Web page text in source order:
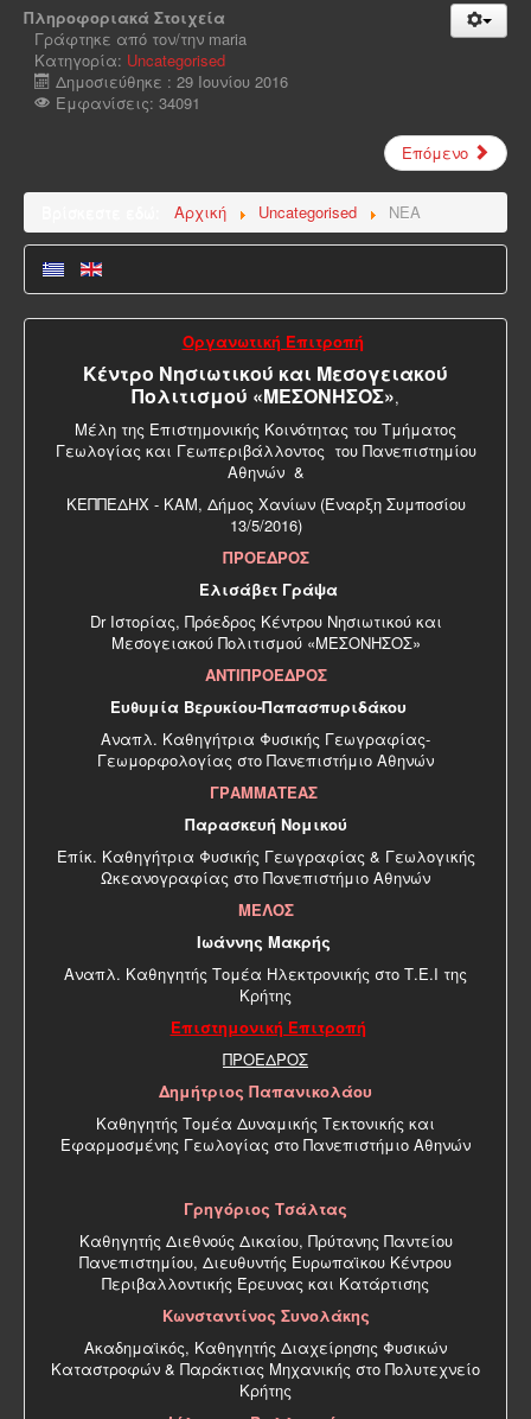
Πληροφοριακά Στοιχεία
Γράφτηκε από τον/την maria
Κατηγορία: Uncategorised
Δημοσιεύθηκε : 29 Ιουνίου 2016
Εμφανίσεις: 34091
Επόμενο
Αρχική Uncategorised ΝΕΑ
Οργανωτική Επιτροπή
Κέντρο Νησιωτικού και Μεσογειακού
Πολιτισμού «ΜΕΣΟΝΗΣΟΣ»,
Μέλη της Επιστημονικής Κοινότητας του Τμήματος
Γεωλογίας και Γεωπεριβάλλοντος του Πανεπιστημίου
Αθηνών &
ΚΕΠΠΕΔΗΧ - ΚΑΜ, Δήμος Χανίων (Έναρξη Συμποσίου
13/5/2016)
ΠΡΟΕΔΡΟΣ
Ελισάβετ Γράψα
Dr Ιστορίας, Πρόεδρος Κέντρου Νησιωτικού και
Μεσογειακού Πολιτισμού «ΜΕΣΟΝΗΣΟΣ»
ΑΝΤΙΠΡΟΕΔΡΟΣ
Ευθυμία Βερυκίου-Παπασπυριδάκου
Αναπλ. Καθηγήτρια Φυσικής Γεωγραφίας-
Γεωμορφολογίας στο Πανεπιστήμιο Αθηνών
ΓΡΑΜΜΑΤΕΑΣ
Παρασκευή Νομικού
Επίκ. Καθηγήτρια Φυσικής Γεωγραφίας & Γεωλογικής
Ωκεανογραφίας στο Πανεπιστήμιο Αθηνών
ΜΕΛΟΣ
Ιωάννης Μακρής
Αναπλ. Καθηγητής Τομέα Ηλεκτρονικής στο Τ.Ε.Ι της
Κρήτης
Επιστημονική Επιτροπή
ΠΡΟΕΔΡΟΣ
Δημήτριος Παπανικολάου
Καθηγητής Τομέα Δυναμικής Τεκτονικής και
Εφαρμοσμένης Γεωλογίας στο Πανεπιστήμιο Αθηνών
Γρηγόριος Τσάλτας
Καθηγητής Διεθνούς Δικαίου, Πρύτανης Παντείου
Πανεπιστημίου, Διευθυντής Ευρωπαϊκου Κέντρου
Περιβαλλοντικής Έρευνας και Κατάρτισης
Κωνσταντίνος Συνολάκης
Ακαδημαϊκός, Καθηγητής Διαχείρησης Φυσικών
Καταστροφών & Παράκτιας Μηχανικής στο Πολυτεχνείο
Κρήτης